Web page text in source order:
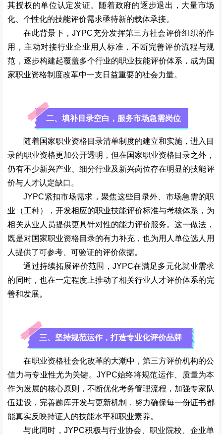
其授权的单位认定发证。随着政府的逐步退出，大量市场
化、个性化的技能评价需求亟待新的载体承接。
在此背景下，JYPC充分发挥第三方社会评价组织的作
用，主动对接行业企业用人标准，不断完善评价流程与规
范，逐步构建起覆盖多个行业的职业技能评价体系，成为国
家职业资格制度改革中一支日益重要的社会力量。
二、填补目录空白，服务市场急需岗位
随着国家职业资格目录清单制度的建立和实施，进入目
录的职业资格更加公开透明，但在国家职业资格目录之外，
仍有不少新兴产业、细分行业及新兴岗位存在明显的技能评
价与人才认定缺口。
JYPC紧扣市场需求，聚焦这些目录外、市场急需的职
业（工种），开发相应的职业技能评价标准与考核体系，为
相关从业人员提供更具针对性的能力评价服务。这一做法，
既是对国家职业资格目录的有力补充，也为用人单位选人用
人提供了可参考、可验证的评价依据。
通过持续拓展评价范围，JYPC在满足多元化就业需求
的同时，也在一定程度上推动了相关行业人才评价体系的完
善和发展。
三、坚持规范运作，打造专业化评价品牌
在职业资格社会化改革的大潮中，第三方评价机构的公
信力与专业性尤为关键。JYPC始终将规范运作、质量为本
作为发展的核心原则，不断优化考务管理流程，加强专家队
伍建设，完善题库开发与更新机制，努力确保每一份证书都
能真实反映持证人的技能水平和职业素养。
与此同时，JYPC积极与行业协会、职业院校、企业单